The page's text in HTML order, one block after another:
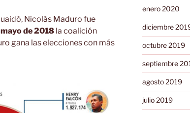
Nicolás Maduro fue
de 2018 la coalición
gana las elecciones con más
enero 2020
diciembre
octubre 2019
septiembre
agosto 2019
julio 2019